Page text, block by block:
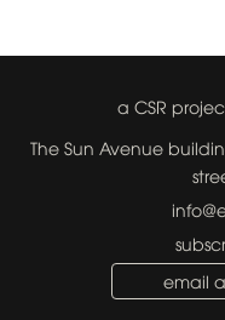
a CSR
The Sun Avenue